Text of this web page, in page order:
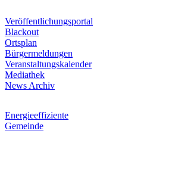
Veröffentlichungsportal
Blackout
Ortsplan
Bürgermeldungen
Veranstaltungskalender
Mediathek
News Archiv
Energieeffiziente
Gemeinde